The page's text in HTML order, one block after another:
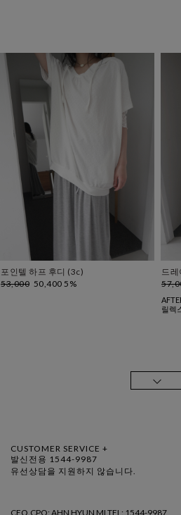
포인텔 하프 후디 (3c)
53,000 50,400 5%
드레
릴렉
CUSTOMER SERVICE +
발신전용 1544-9987
유선상담을 지원하지 않습니다.
CEO.CPO: AHN HYUN MI TEL: 1544-9987